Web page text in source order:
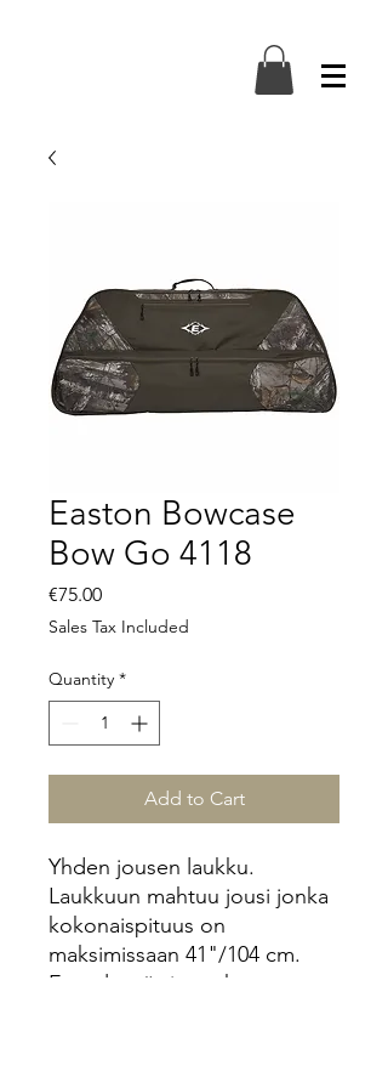
Easton Bowcase
Bow Go 4118
€75.00Price
Sales Tax Included
Quantity *
Add to Cart
Yhden jousen laukku.
Laukkuun mahtuu jousi jonka
kokonaispituus on
maksimissaan 41"/104 cm.
Extra leveä sivutasku